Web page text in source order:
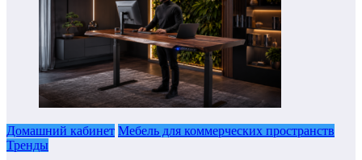
Домашний кабинет Мебель для коммерческих пространств
Тренды